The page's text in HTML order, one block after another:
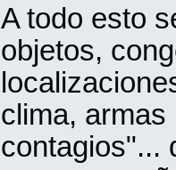
A todo esto
objetos,
clima,
contagios"...